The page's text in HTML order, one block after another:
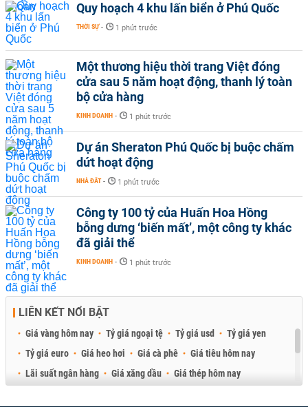
Quy hoạch 4 khu lấn biển ở Phú Quốc
THỜI SỰ - 1 phút trước
Một thương hiệu thời trang Việt đóng
cửa sau 5 năm hoạt động, thanh lý toàn
bộ cửa hàng
KINH DOANH - 1 phút trước
Dự án Sheraton Phú Quốc bị buộc chấm
dứt hoạt động
NHÀ ĐẤT - 1 phút trước
Công ty 100 tỷ của Huấn Hoa Hồng
bỗng dưng ‘biến mất’, một công ty khác
đã giải thể
KINH DOANH - 1 phút trước
LIÊN KẾT NỔI BẬT
Giá vàng hôm nay Tỷ giá ngoại tệ Tỷ giá usd
Tỷ giá yen
Tỷ giá euro
Giá heo hơi Giá cà phê
Giá tiêu hôm nay
Lãi suất ngân hàng
Giá xăng dầu
Giá thép hôm nay